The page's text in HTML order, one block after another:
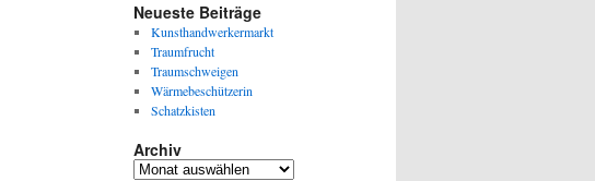
Neueste Beiträge
Kunsthandwerkermarkt
Traumfrucht
Traumschweigen
Wärmebeschützerin
Schatzkisten
Archiv
Archiv